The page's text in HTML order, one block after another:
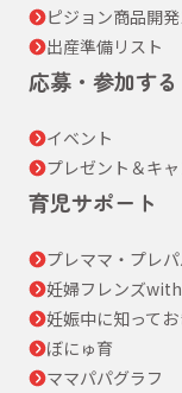
ピジョン商品開
出産準備リスト
応募・参加する
イベント
プレゼント＆キ
育児サポート
プレママ・プレ
妊婦フレンズ
妊娠中に知って
ぼにゅ育
ママパパグラフ